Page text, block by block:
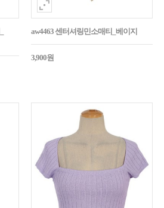
aw4463 센터셔링민소매티_베이지
3,900원